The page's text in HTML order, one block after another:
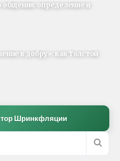
общения: определение и
к добру»: как Толстой
Шринкфляции